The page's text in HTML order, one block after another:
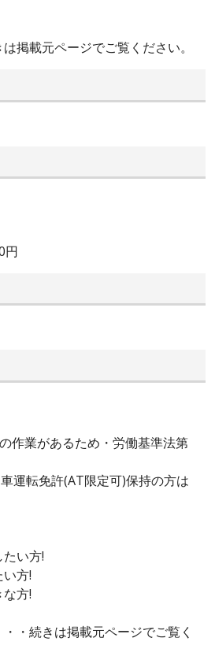
掲載元ページでご覧ください。
円
作業があるため・労働基準法第
運転免許(AT限定可)保持の方は
たい方!
い方!
な方!
・続きは掲載元ページでご覧く